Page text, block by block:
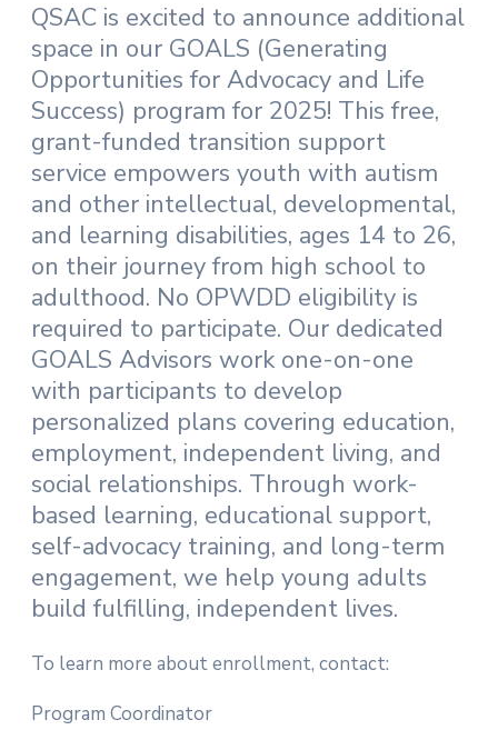
QSAC is excited to announce additional
space in our GOALS (Generating
Opportunities for Advocacy and Life
Success) program for 2025! This free,
grant-funded transition support
service empowers youth with autism
and other intellectual, developmental,
and learning disabilities, ages 14 to 26,
on their journey from high school to
adulthood. No OPWDD eligibility is
required to participate. Our dedicated
GOALS Advisors work one-on-one
with participants to develop
personalized plans covering education,
employment, independent living, and
social relationships. Through work-
based learning, educational support,
self-advocacy training, and long-term
engagement, we help young adults
build fulfilling, independent lives.
To learn more about enrollment, contact:
Program Coordinator